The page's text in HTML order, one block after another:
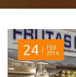
24 FEB
2014